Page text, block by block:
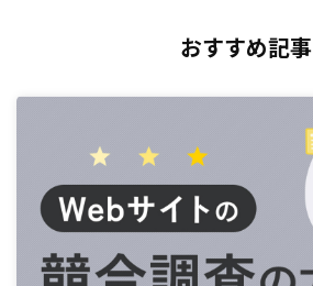
おすすめ記事